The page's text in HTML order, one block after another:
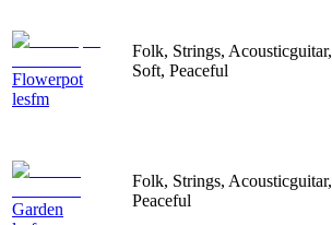
Flowerpot
lesfm
Folk, Strings, Acousticguitar,
Soft, Peaceful
Garden
Folk, Strings, Acousticguitar,
Peaceful